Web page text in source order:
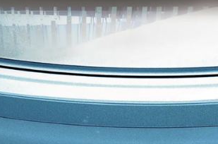
hiển thị kính lái W-HUD
thị thông tin cảnh báo trên kính
tập trung dễ dàng hơn khi điều
khiển xe.